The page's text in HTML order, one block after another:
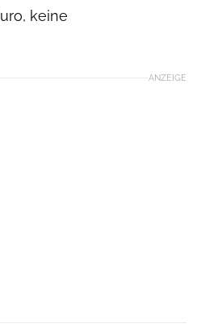
keine
ANZEIGE